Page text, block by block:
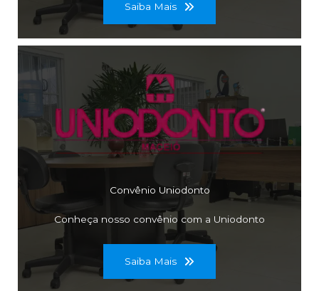
Saiba Mais
Convênio Uniodonto
Conheça nosso convênio com a Uniodonto
Saiba Mais